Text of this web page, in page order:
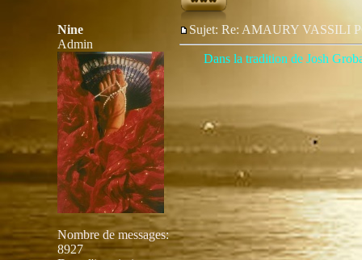
Nine
Admin
Nombre de messages:
8927
Sujet: Re: AMAURY VASSILI
Dans la tradition de Josh